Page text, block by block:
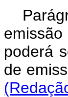
poderá
de